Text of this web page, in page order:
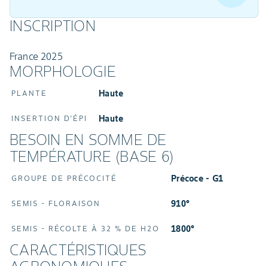
INSCRIPTION
France 2025
MORPHOLOGIE
PLANTE Haute
INSERTION D'ÉPI Haute
BESOIN EN SOMME DE
TEMPÉRATURE (BASE 6)
GROUPE DE PRÉCOCITÉ Précoce - G1
SEMIS - FLORAISON 910°
SEMIS - RÉCOLTE À 32 % DE H2O 1800°
CARACTÉRISTIQUES